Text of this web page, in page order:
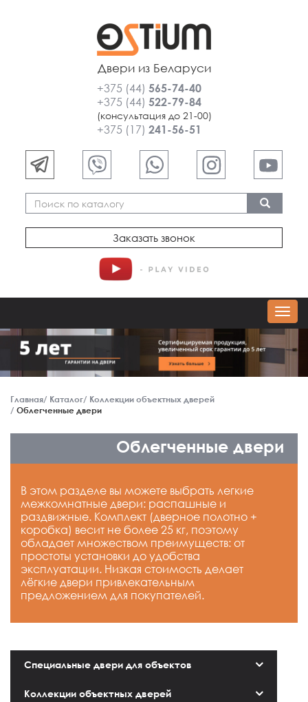
Двери из Беларуси
+375 (44) 565-74-40
+375 (44) 522-79-84
(консультация до 21-00)
+375 (17) 241-56-51
Заказать звонок
Главная Каталог
Коллекции объектных дверей
Облегченные двери
Облегченные двери
В этом разделе вы можете выбрать легкие
межкомнатные двери: распашные и
раздвижные. Комплект (дверное полотно +
коробка) весит не более 25 кг, поэтому
обладает множеством преимуществ: от
простоты установки до удобства
эксплуатации. Низкая стоимость делает
лёгкие двери привлекательным
предложением для покупателей.
Специальные двери для объектов
Коллекции объектных дверей